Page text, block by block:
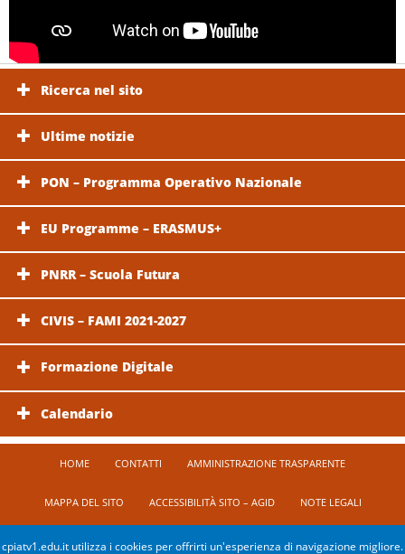
Ricerca nel sito
Ultime notizie
PON – Programma Operativo Nazionale
EU Programme – ERASMUS+
PNRR – Scuola Futura
CIVIS – FAMI 2021-2027
Formazione Digitale
Calendario
HOME CONTATTI AMMINISTRAZIONE TRASPARENTE
MAPPA DEL SITO ACCESSIBILITÀ SITO – AGID NOTE LEGALI
PRIVACY POLICY COOKIE POLICY
cpiatv1.edu.it utilizza i cookies per offrirti un'esperienza di navigazione migliore.